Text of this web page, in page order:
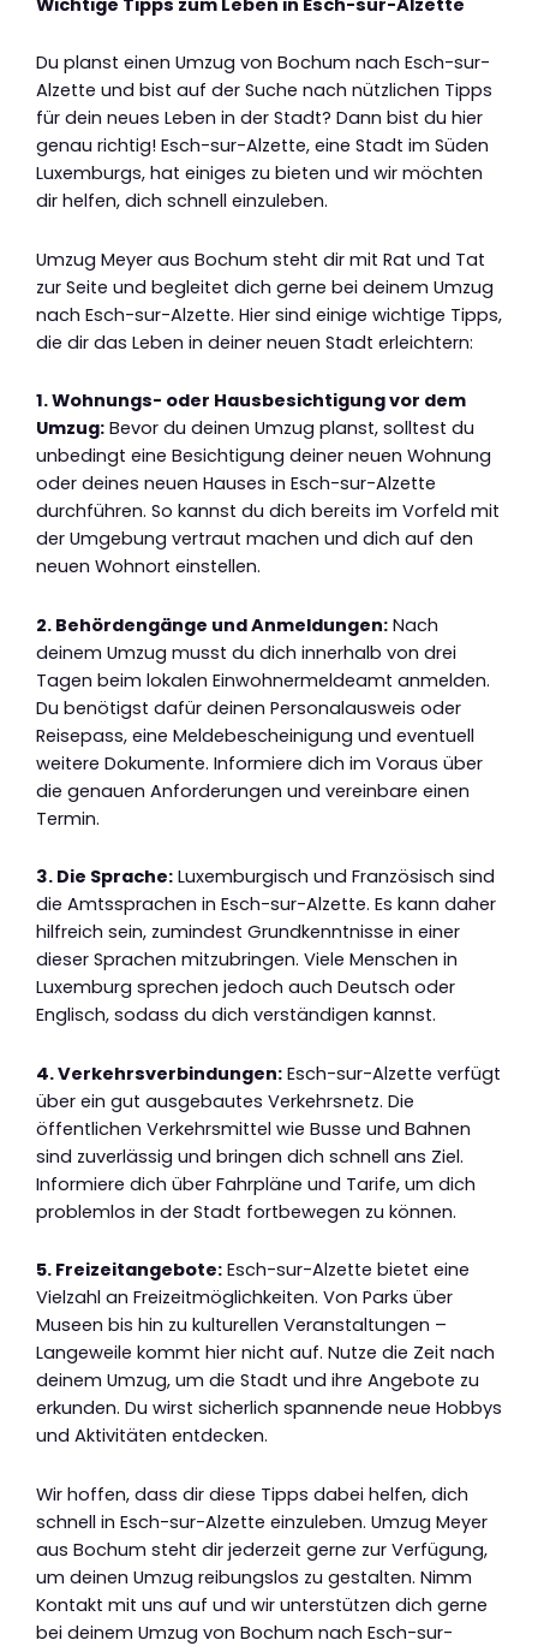
Du planst einen Umzug von Bochum nach Esch-sur-
Alzette und bist auf der Suche nach nützlichen Tipps
für dein neues Leben in der Stadt? Dann bist du hier
genau richtig! Esch-sur-Alzette, eine Stadt im Süden
Luxemburgs, hat einiges zu bieten und wir möchten
dir helfen, dich schnell einzuleben.
Umzug Meyer aus Bochum steht dir mit Rat und Tat
zur Seite und begleitet dich gerne bei deinem Umzug
nach Esch-sur-Alzette. Hier sind einige wichtige Tipps,
die dir das Leben in deiner neuen Stadt erleichtern:
1. Wohnungs- oder Hausbesichtigung vor dem
Umzug: Bevor du deinen Umzug planst, solltest du
unbedingt eine Besichtigung deiner neuen Wohnung
oder deines neuen Hauses in Esch-sur-Alzette
durchführen. So kannst du dich bereits im Vorfeld mit
der Umgebung vertraut machen und dich auf den
neuen Wohnort einstellen.
2. Behördengänge und Anmeldungen: Nach
deinem Umzug musst du dich innerhalb von drei
Tagen beim lokalen Einwohnermeldeamt anmelden.
Du benötigst dafür deinen Personalausweis oder
Reisepass, eine Meldebescheinigung und eventuell
weitere Dokumente. Informiere dich im Voraus über
die genauen Anforderungen und vereinbare einen
Termin.
3. Die Sprache: Luxemburgisch und Französisch sind
die Amtssprachen in Esch-sur-Alzette. Es kann daher
hilfreich sein, zumindest Grundkenntnisse in einer
dieser Sprachen mitzubringen. Viele Menschen in
Luxemburg sprechen jedoch auch Deutsch oder
Englisch, sodass du dich verständigen kannst.
4. Verkehrsverbindungen: Esch-sur-Alzette verfügt
über ein gut ausgebautes Verkehrsnetz. Die
öffentlichen Verkehrsmittel wie Busse und Bahnen
sind zuverlässig und bringen dich schnell ans Ziel.
Informiere dich über Fahrpläne und Tarife, um dich
problemlos in der Stadt fortbewegen zu können.
5. Freizeitangebote: Esch-sur-Alzette bietet eine
Vielzahl an Freizeitmöglichkeiten. Von Parks über
Museen bis hin zu kulturellen Veranstaltungen –
Langeweile kommt hier nicht auf. Nutze die Zeit nach
deinem Umzug, um die Stadt und ihre Angebote zu
erkunden. Du wirst sicherlich spannende neue Hobbys
und Aktivitäten entdecken.
Wir hoffen, dass dir diese Tipps dabei helfen, dich
schnell in Esch-sur-Alzette einzuleben. Umzug Meyer
aus Bochum steht dir jederzeit gerne zur Verfügung,
um deinen Umzug reibungslos zu gestalten. Nimm
Kontakt mit uns auf und wir unterstützen dich gerne
bei deinem Umzug von Bochum nach Esch-sur-